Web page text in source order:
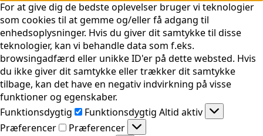
For at give dig de bedste oplevelser bruger vi teknologier
som cookies til at gemme og/eller få adgang til
enhedsoplysninger. Hvis du giver dit samtykke til disse
teknologier, kan vi behandle data som f.eks.
browsingadfærd eller unikke ID'er på dette websted. Hvis
du ikke giver dit samtykke eller trækker dit samtykke
tilbage, kan det have en negativ indvirkning på visse
funktioner og egenskaber.
Funktionsdygtig
Funktionsdygtig Altid aktiv
Præferencer
Præferencer